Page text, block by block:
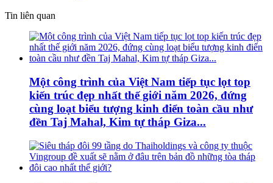
Tin liên quan
Một công trình của Việt Nam tiếp tục lọt top
kiến trúc đẹp nhất thế giới năm 2026, đứng
cùng loạt biểu tượng kinh điển toàn cầu như
đền Taj Mahal, Kim tự tháp Giza...